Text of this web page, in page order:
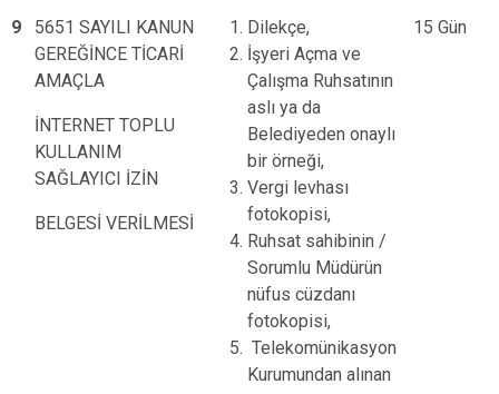
9
5651 SAYILI KANUN
GEREĞİNCE TİCARİ
AMAÇLA
İNTERNET TOPLU
KULLANIM
SAĞLAYICI İZİN
BELGESİ VERİLMESİ
Dilekçe,
İşyeri Açma ve
Çalışma Ruhsatının
aslı ya da
Belediyeden onaylı
bir örneği,
Vergi levhası
fotokopisi,
Ruhsat sahibinin /
Sorumlu Müdürün
nüfus cüzdanı
fotokopisi,
Telekomünikasyon
Kurumundan alınan
15 Gün